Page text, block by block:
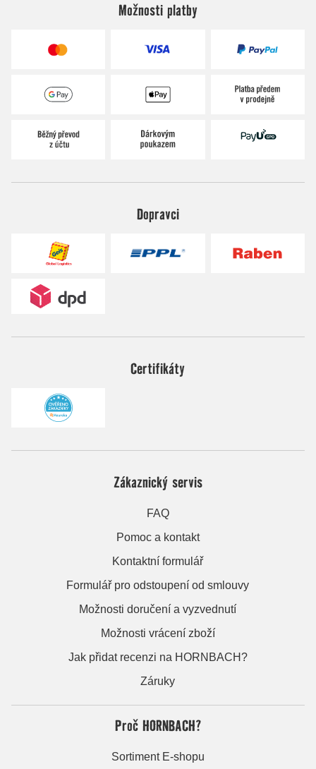
Možnosti platby
Dopravci
Certifikáty
Zákaznický servis
FAQ
Pomoc a kontakt
Kontaktní formulář
Formulář pro odstoupení od smlouvy
Možnosti doručení a vyzvednutí
Možnosti vrácení zboží
Jak přidat recenzi na HORNBACH?
Záruky
Proč HORNBACH?
Sortiment E-shopu